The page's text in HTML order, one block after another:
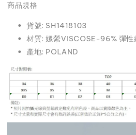
商品規格
貨號: SH1418103
材質: 嫘縈VISCOSE-96% 彈
產地: POLAND